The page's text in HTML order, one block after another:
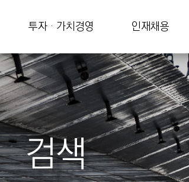
투자 · 가치경영 인재채용
검색